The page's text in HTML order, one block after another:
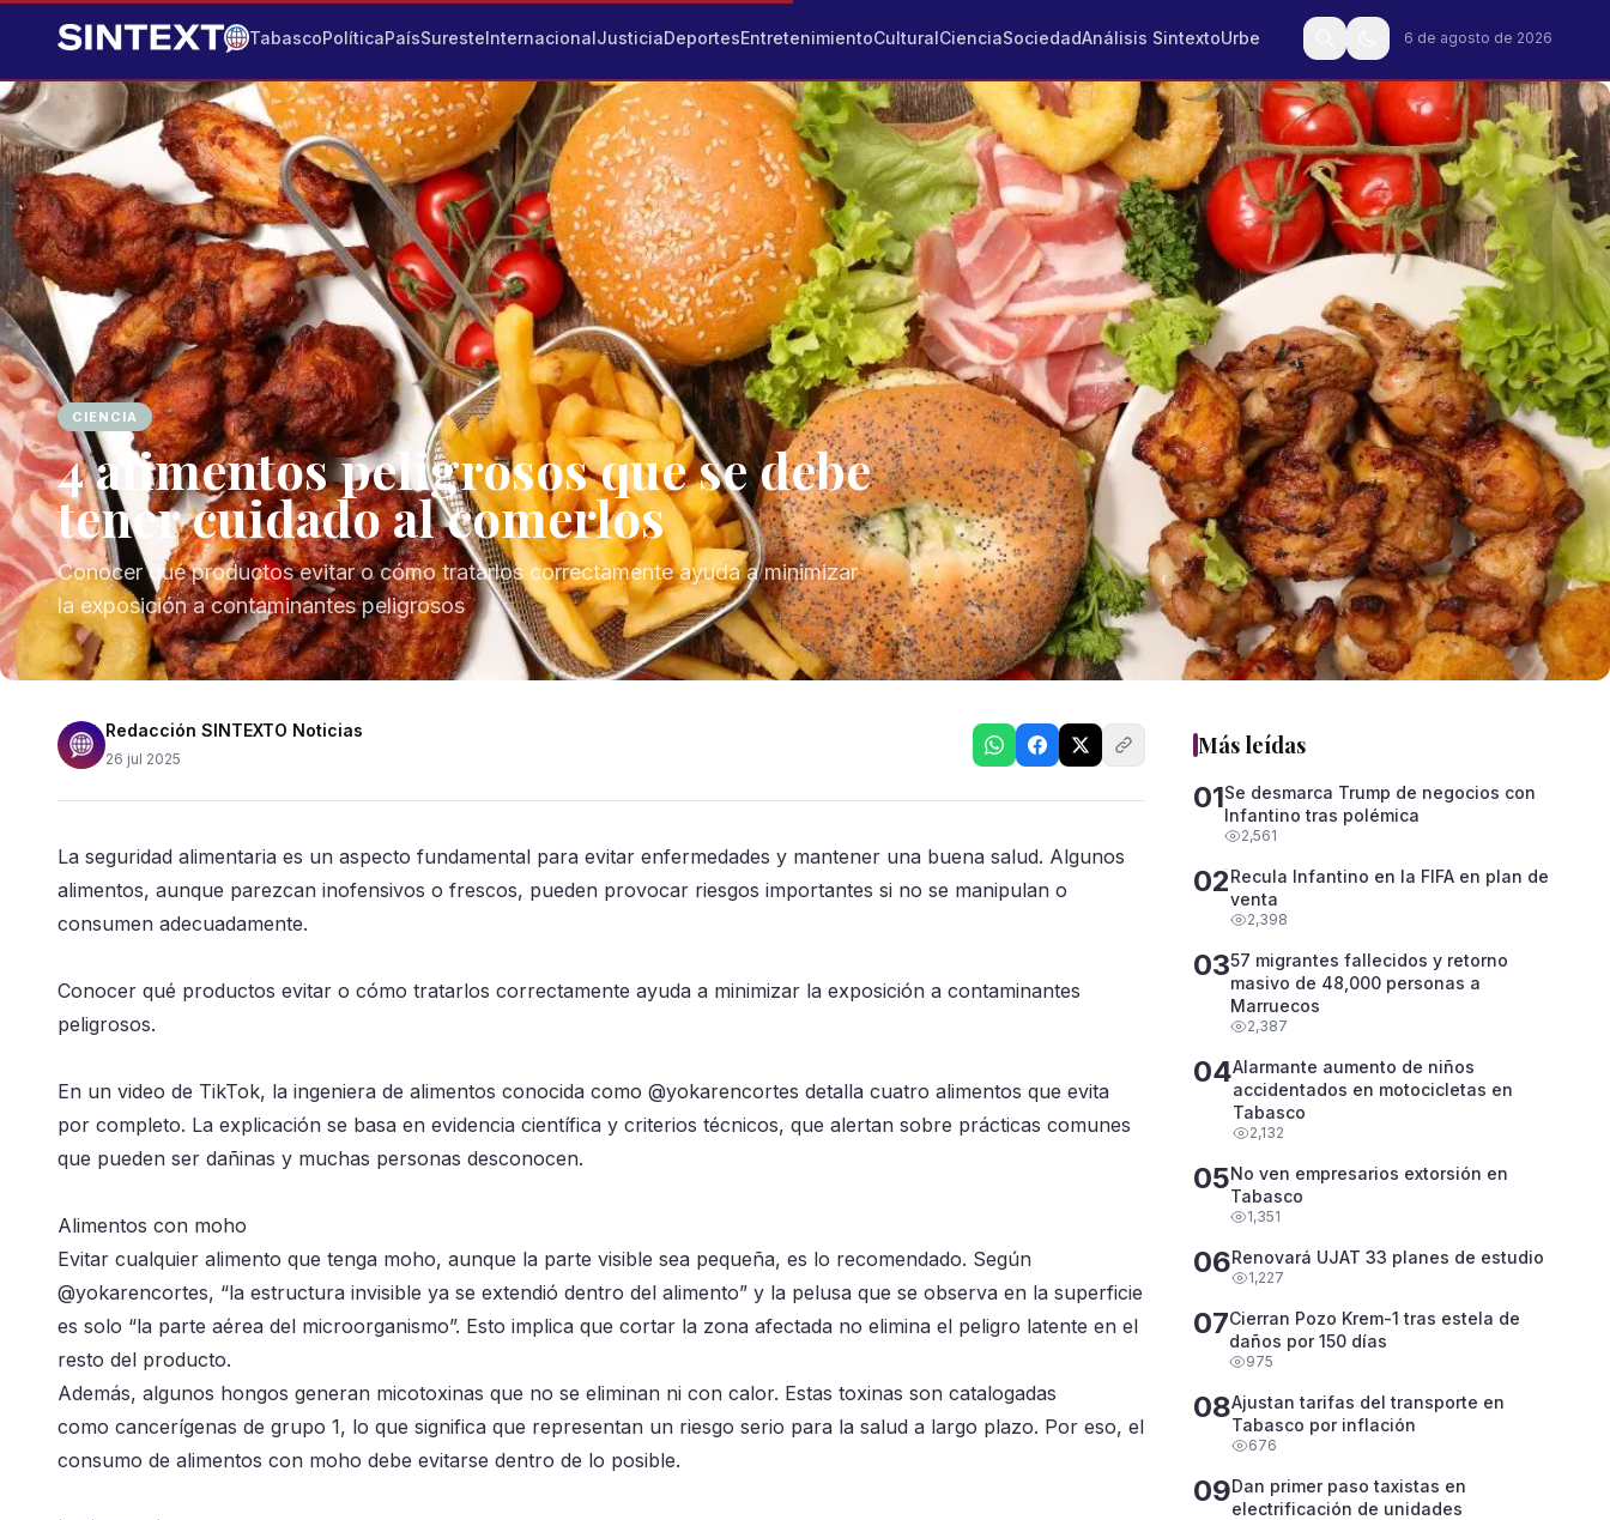
TabascoPolíticaPaísSuresteInternacionalJusticiaDeportesEntretenimientoCulturalCienciaSociedadAnálisis SintextoUrbe 6 de agosto de 2026
CIENCIA
4 alimentos peligrosos que se debe
tener cuidado al comerlos
Conocer qué productos evitar o cómo tratarlos correctamente ayuda a minimizar
la exposición a contaminantes peligrosos
Redacción SINTEXTO Noticias
26 jul 2025
La seguridad alimentaria es un aspecto fundamental para evitar enfermedades y mantener una buena salud. Algunos
alimentos, aunque parezcan inofensivos o frescos, pueden provocar riesgos importantes si no se manipulan o
consumen adecuadamente.
Conocer qué productos evitar o cómo tratarlos correctamente ayuda a minimizar la exposición a contaminantes
peligrosos.
En un video de TikTok, la ingeniera de alimentos conocida como @yokarencortes detalla cuatro alimentos que evita
por completo. La explicación se basa en evidencia científica y criterios técnicos, que alertan sobre prácticas comunes
que pueden ser dañinas y muchas personas desconocen.
Alimentos con moho
Evitar cualquier alimento que tenga moho, aunque la parte visible sea pequeña, es lo recomendado. Según
@yokarencortes, “la estructura invisible ya se extendió dentro del alimento” y la pelusa que se observa en la superficie
es solo “la parte aérea del microorganismo”. Esto implica que cortar la zona afectada no elimina el peligro latente en el
resto del producto.
Además, algunos hongos generan micotoxinas que no se eliminan ni con calor. Estas toxinas son catalogadas
como cancerígenas de grupo 1, lo que significa que representan un riesgo serio para la salud a largo plazo. Por eso, el
consumo de alimentos con moho debe evitarse dentro de lo posible.
Más leídas
01Se desmarca Trump de negocios con
Infantino tras polémica
2,561
02Recula Infantino en la FIFA en plan de
venta
2,398
0357 migrantes fallecidos y retorno
masivo de 48,000 personas a
Marruecos
2,387
04Alarmante aumento de niños
accidentados en motocicletas en
Tabasco
2,132
05No ven empresarios extorsión en
Tabasco
1,351
06Renovará UJAT 33 planes de estudio
1,227
07Cierran Pozo Krem-1 tras estela de
daños por 150 días
975
08Ajustan tarifas del transporte en
Tabasco por inflación
676
09Dan primer paso taxistas en
electrificación de unidades